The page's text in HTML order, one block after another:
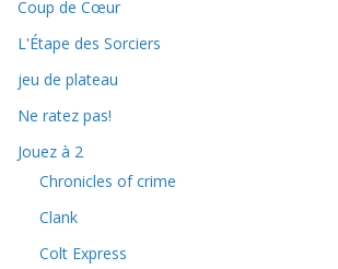
Coup de Cœur
L'Étape des Sorciers
jeu de plateau
Ne ratez pas!
Jouez à 2
Chronicles of crime
Clank
Colt Express